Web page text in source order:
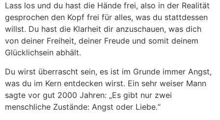
Lass los und du hast die Hände frei, also in der Realität
gesprochen den Kopf frei für alles, was du stattdessen
willst. Du hast die Klarheit dir anzuschauen, was dich
von deiner Freiheit, deiner Freude und somit deinem
Glücklichsein abhält.
Du wirst überrascht sein, es ist im Grunde immer Angst,
was du im Kern entdecken wirst. Ein sehr weiser Mann
sagte vor gut 2000 Jahren: „Es gibt nur zwei
menschliche Zustände: Angst oder Liebe.“